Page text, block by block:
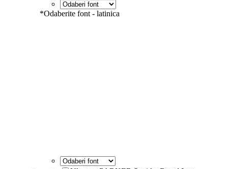
*Odaberite font - latinica